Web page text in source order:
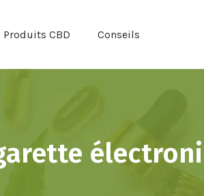
Produits CBD Conseils